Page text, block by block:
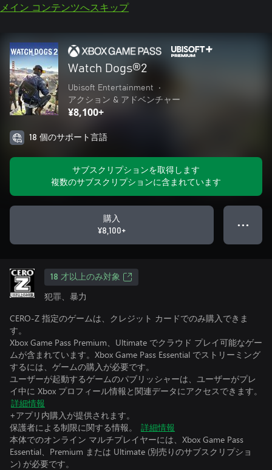
メイン コンテンツへスキップ
Watch Dogs®2
Ubisoft Entertainment
•
アクション & アドベンチャー
¥8,100+
18 個のサポート言語
サブスクリプションを取得します
複数のサブスクリプションに含まれています
購入
¥8,100+
● ● ●
18 才以上のみ対象
犯罪、暴力
CERO-Z 指定のゲームは、クレジット カードでのみ購入できま
す。
Xbox Game Pass Premium、Ultimate でクラウド プレイ可能なゲー
ムが含まれています。Xbox Game Pass Essential でストリーミング
するには、ゲームの購入が必要です。
ユーザーが起動するゲームのパブリッシャーは、ユーザーがプレ
イ中に Xbox プロフィール情報と関連データにアクセスできます。
詳細情報
+アプリ内購入が提供されます。
保護者による制限に関する情報。
詳細情報
本体でのオンライン マルチプレイヤーには、Xbox Game Pass
Essential、Premium または Ultimate (別売りのサブスクリプショ
ン) が必要です。